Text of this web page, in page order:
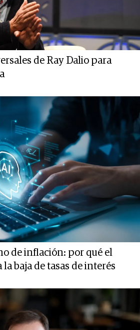
de Ray Dalio para
de inflación: por qué el
baja de tasas de interés